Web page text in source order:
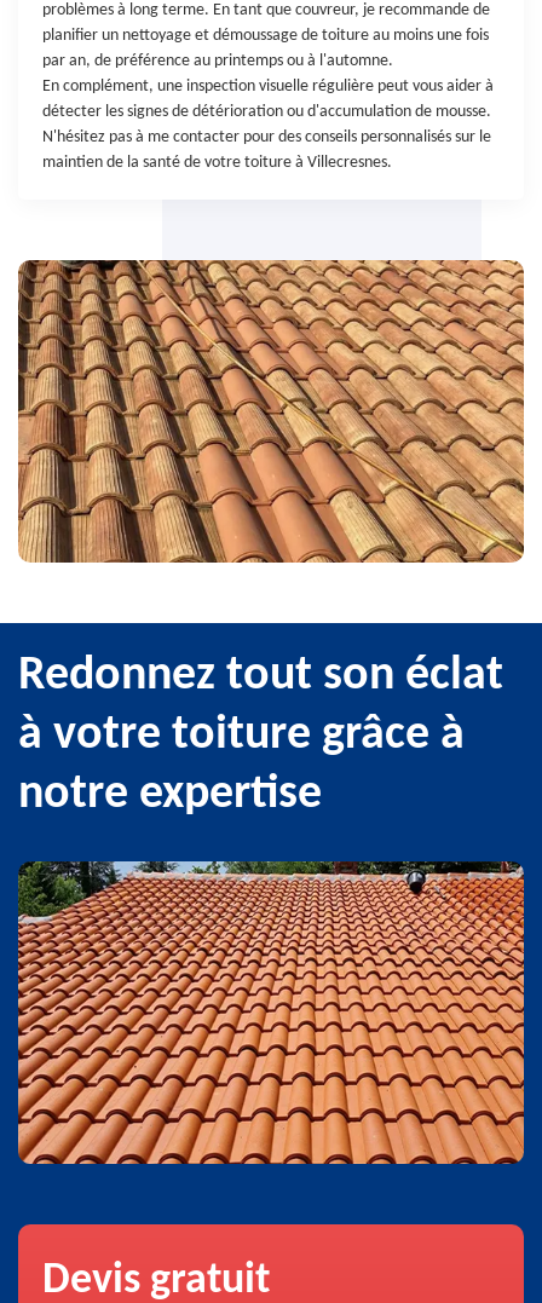
problèmes à long terme. En tant que couvreur, je recommande de
planifier un nettoyage et démoussage de toiture au moins une fois
par an, de préférence au printemps ou à l'automne.
En complément, une inspection visuelle régulière peut vous aider à
détecter les signes de détérioration ou d'accumulation de mousse.
N'hésitez pas à me contacter pour des conseils personnalisés sur le
maintien de la santé de votre toiture à Villecresnes.
Redonnez tout son éclat
à votre toiture grâce à
notre expertise
Devis gratuit